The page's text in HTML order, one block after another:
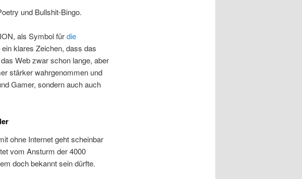
und Bullshit-Bingo.
als Symbol fürdie
klares Zeichen, dass das
Web zwar schon lange, aber
stärker wahrgenommen und
Gamer, sondern auch auch
ohne Internet geht scheinbar
vom Ansturm der 4000
doch bekannt sein dürfte.